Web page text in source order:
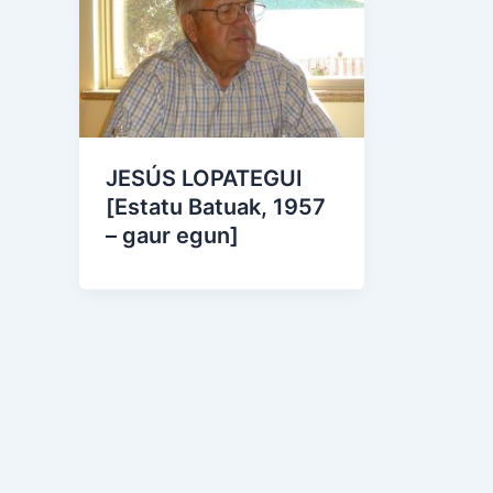
JESÚS LOPATEGUI
[Estatu Batuak, 1957
– gaur egun]